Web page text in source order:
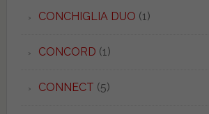
CONCHIGLIA DUO (1)
CONCORD (1)
CONNECT (5)